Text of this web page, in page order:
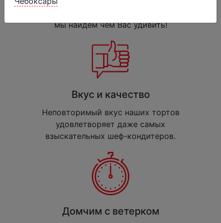
мы найдем чем Вас удивить!
Вкус и качество
Неповторимый вкус наших тортов
удовлетворяет даже самых
взыскательных шеф-кондитеров.
Домчим с ветерком